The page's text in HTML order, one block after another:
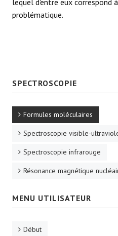
lequel d'entre eux correspond
problématique.
SPECTROSCOPIE
Formules moléculaires
Spectroscopie visible-
Spectroscopie infrarouge
Résonance magnétique
MENU UTILISATEUR
Début